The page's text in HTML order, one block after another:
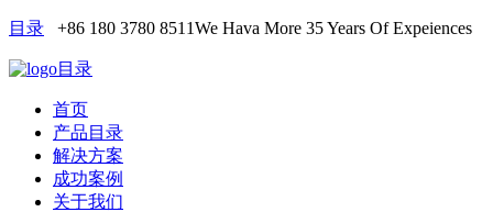
目录 +86 180 3780 8511We Hava More 35 Years Of Expeiences
目录
首页
产品目录
解决方案
成功案例
关于我们